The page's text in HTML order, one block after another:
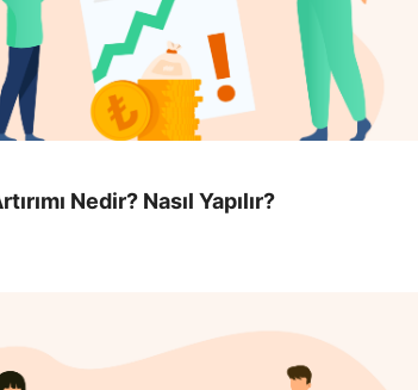
Nedir? Nasıl Yapılır?